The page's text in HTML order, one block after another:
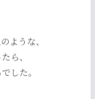
ような、
ら、
した。